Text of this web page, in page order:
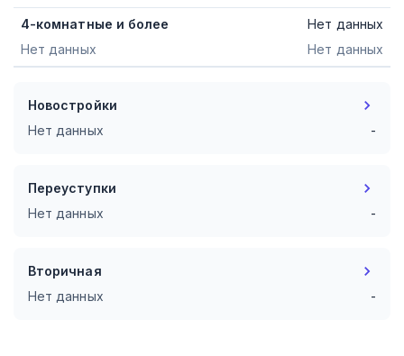
4-комнатные и более
Нет данных
Нет данных
Нет данных
Новостройки
Нет данных
-
Переуступки
Нет данных
-
Вторичная
Нет данных
-